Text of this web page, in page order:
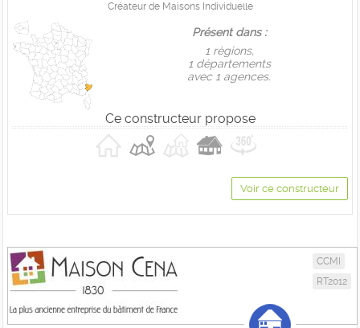
Créateur de Maisons Individuelle
Présent dans :
1 règions,
1 départements
avec 1 agences.
Ce constructeur propose
Voir ce constructeur
CCMI
RT2012